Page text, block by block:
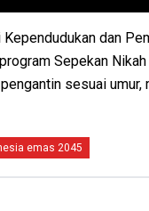
dan
Sepekan
sesuai umur,
emas 2045